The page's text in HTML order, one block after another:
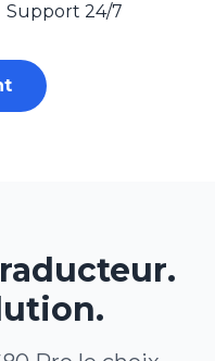
Support 24/7